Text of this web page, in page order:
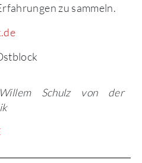
zu sammeln.
Schulz von der